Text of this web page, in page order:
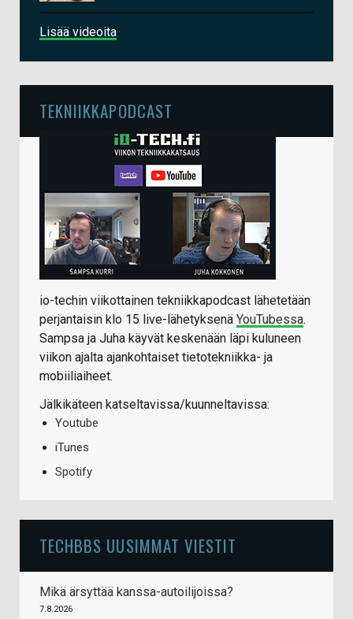
Lisää videoita
TEKNIIKKAPODCAST
io-techin viikottainen tekniikkapodcast lähetetään
perjantaisin klo 15 live-lähetyksenä YouTubessa.
Sampsa ja Juha käyvät keskenään läpi kuluneen
viikon ajalta ajankohtaiset tietotekniikka- ja
mobiiliaiheet.
Jälkikäteen katseltavissa/kuunneltavissa:
Youtube
iTunes
Spotify
TECHBBS UUSIMMAT VIESTIT
Mikä ärsyttää kanssa-autoilijoissa?
7.8.2026